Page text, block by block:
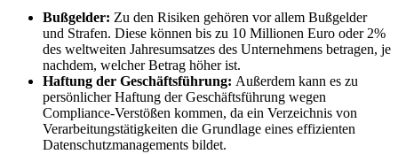
Bußgelder: Zu den Risiken gehören vor allem Bußgelder
und Strafen. Diese können bis zu 10 Millionen Euro oder 2%
des weltweiten Jahresumsatzes des Unternehmens betragen, je
nachdem, welcher Betrag höher ist.
Haftung der Geschäftsführung: Außerdem kann es zu
persönlicher Haftung der Geschäftsführung wegen
Compliance-Verstößen kommen, da ein Verzeichnis von
Verarbeitungstätigkeiten die Grundlage eines effizienten
Datenschutzmanagements bildet.